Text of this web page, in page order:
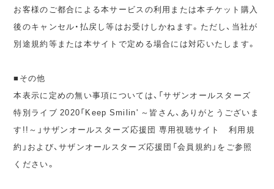
お客様のご都合による本サービスの利用または本チケット購入
後のキャンセル・払戻し等はお受けしかねます。ただし、当社が
別途規約等または本サイトで定める場合には対応いたします。
■その他
本表示に定めの無い事項については、「サザンオールスターズ
特別ライブ 2020「Keep Smilin' ～皆さん、ありがとうございま
す!!～」サザンオールスターズ応援団 専用視聴サイト 利用規
約」および、サザンオールスターズ応援団「会員規約」をご参照
ください。